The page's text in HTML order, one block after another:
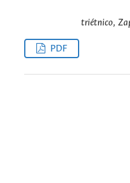
triétnico,
PDF